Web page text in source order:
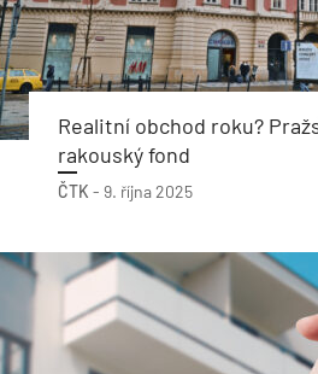
Realitní obchod roku?
rakouský fond
ČTK - 9. října 2025